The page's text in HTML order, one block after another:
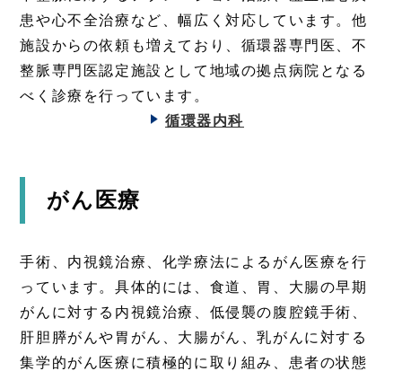
患や心不全治療など、幅広く対応しています。他
施設からの依頼も増えており、循環器専門医、不
整脈専門医認定施設として地域の拠点病院となる
べく診療を行っています。
循環器内科
がん医療
手術、内視鏡治療、化学療法によるがん医療を行
っています。具体的には、食道、胃、大腸の早期
がんに対する内視鏡治療、低侵襲の腹腔鏡手術、
肝胆膵がんや胃がん、大腸がん、乳がんに対する
集学的がん医療に積極的に取り組み、患者の状態